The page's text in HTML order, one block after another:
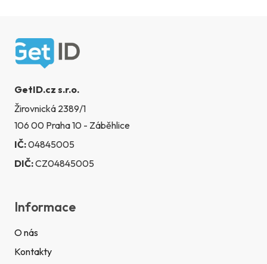
Zápatí
GetID.cz s.r.o.
Žirovnická 2389/1
106 00 Praha 10 - Záběhlice
IČ:04845005
DIČ:CZ04845005
Informace
O nás
Kontakty